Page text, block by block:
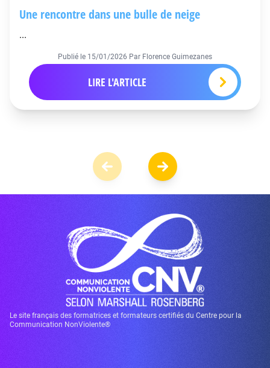
Une rencontre dans une bulle de neige
...
Publié le 15/01/2026 Par Florence Guimezanes
LIRE L'ARTICLE
Le site français des formatrices et formateurs certifiés du Centre pour la
Communication NonViolente®